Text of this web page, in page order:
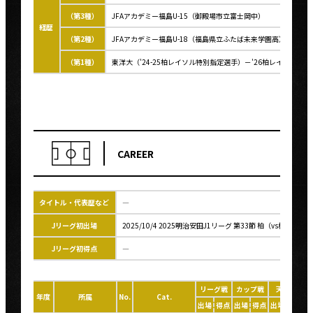
経歴
（第3種） JFAアカデミー福島U-15（御殿場市立富士岡中）
（第2種） JFAアカデミー福島U-18（福島県立ふたば未来学園高）
（第1種） 東洋大（'24-25柏レイソル特別指定選手）－'26柏レイソル
CAREER
タイトル・代表歴など ―
Jリーグ初出場 2025/10/4 2025明治安田J1リーグ 第33節 柏（vs横浜FM@
Jリーグ初得点 ―
年度 所属 No. Cat.
リーグ戦 カップ戦
天皇杯
出場 得点 出場 得点 出場